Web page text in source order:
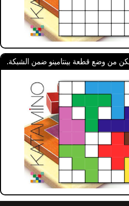
من وضع قطعة بينتامينو ضمن الشبكة.